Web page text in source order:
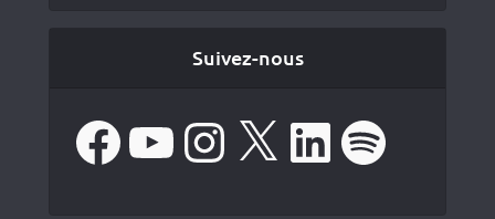
Suivez-nous
FacebookYouTube Instagram LinkedIn Spotify